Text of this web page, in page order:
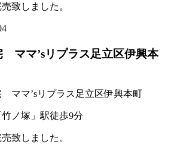
致しました。
ママ’sリプラス足立区伊興本
ノ塚」駅徒歩9分
致しました。